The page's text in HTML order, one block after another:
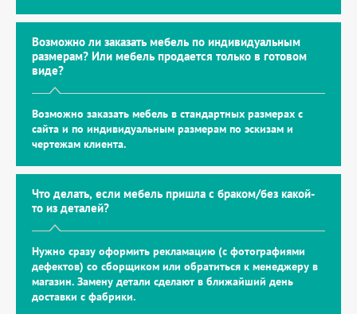
Возможно ли заказать мебель по индивидуальным
размерам? Или мебель продается только в готовом
виде?
Возможно заказать мебель в стандартных размерах с
сайта и по индивидуальным размерам по эскизам и
чертежам клиента.
Что делать, если мебель пришла с браком/без какой-
то из деталей?
Нужно сразу оформить рекламацию (с фотографиями
дефектов) со сборщиком или обратиться к менеджеру в
магазин. Замену детали сделают в ближайший день
доставки с фабрики.